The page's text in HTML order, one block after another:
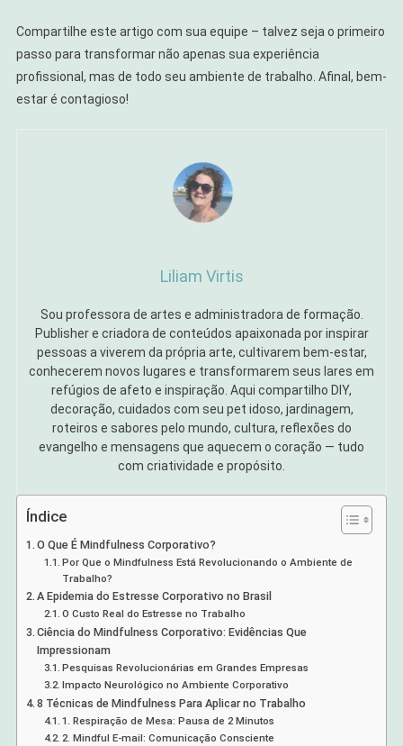
Compartilhe este artigo com sua equipe – talvez seja o primeiro
passo para transformar não apenas sua experiência
profissional, mas de todo seu ambiente de trabalho. Afinal, bem-
estar é contagioso!
Liliam Virtis
Sou professora de artes e administradora de formação.
Publisher e criadora de conteúdos apaixonada por inspirar
pessoas a viverem da própria arte, cultivarem bem-estar,
conhecerem novos lugares e transformarem seus lares em
refúgios de afeto e inspiração. Aqui compartilho DIY,
decoração, cuidados com seu pet idoso, jardinagem,
roteiros e sabores pelo mundo, cultura, reflexões do
evangelho e mensagens que aquecem o coração — tudo
com criatividade e propósito.
Índice
O Que É Mindfulness Corporativo?
Por Que o Mindfulness Está Revolucionando o Ambiente de
Trabalho?
A Epidemia do Estresse Corporativo no Brasil
O Custo Real do Estresse no Trabalho
Ciência do Mindfulness Corporativo: Evidências Que
Impressionam
Pesquisas Revolucionárias em Grandes Empresas
Impacto Neurológico no Ambiente Corporativo
8 Técnicas de Mindfulness Para Aplicar no Trabalho
1. Respiração de Mesa: Pausa de 2 Minutos
2. Mindful E-mail: Comunicação Consciente